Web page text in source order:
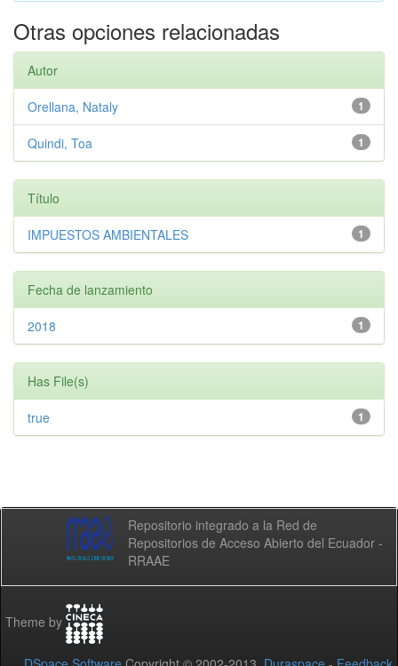
Otras opciones relacionadas
Autor
1
Orellana, Nataly
1
Quindi, Toa
Título
1
IMPUESTOS AMBIENTALES
Fecha de lanzamiento
1
2018
Has File(s)
1
true
Repositorio integrado a la Red de
Repositorios de Acceso Abierto del Ecuador -
RRAAE
Theme by